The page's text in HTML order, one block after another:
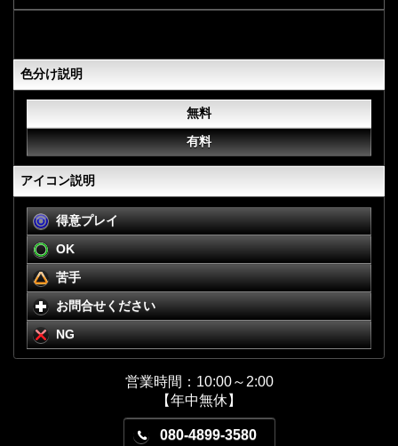
色分け説明
無料
有料
アイコン説明
得意プレイ
OK
苦手
お問合せください
NG
営業時間：10:00～2:00
【年中無休】
080-4899-3580